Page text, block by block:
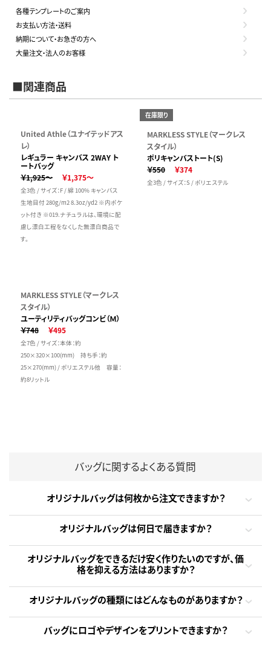
各種テンプレートのご案内
お支払い方法・送料
納期について・お急ぎの方へ
大量注文・法人のお客様
■関連商品
United Athle（ユナイテッドアス
レ）
レギュラー キャンバス 2WAY ト
ートバッグ
￥1,925～
￥1,375～
全3色 / サイズ：F / 綿 100% キャンバス
生地目付 280g/m2 8.3oz/yd2 ※内ポケ
ット付き ※019.ナチュラルは、環境に配
慮し漂白工程をなくした無漂白商品で
す。
在庫限り
MARKLESS STYLE（マークレス
スタイル）
ポリキャンバストート(S)
￥550
￥374
全3色 / サイズ：S / ポリエステル
MARKLESS STYLE（マークレス
スタイル）
ユーティリティバッグコンビ（Ｍ）
￥748
￥495
全7色 / サイズ：本体：約
250×320×100(mm) 持ち手：約
25×270(mm) / ポリエステル他 容量：
約8リットル
バッグに関するよくある質問
オリジナルバッグは何枚から注文できますか？
オリジナルバッグは何日で届きますか？
オリジナルバッグをできるだけ安く作りたいのですが、価
格を抑える方法はありますか？
オリジナルバッグの種類にはどんなものがありますか？
バッグにロゴやデザインをプリントできますか？